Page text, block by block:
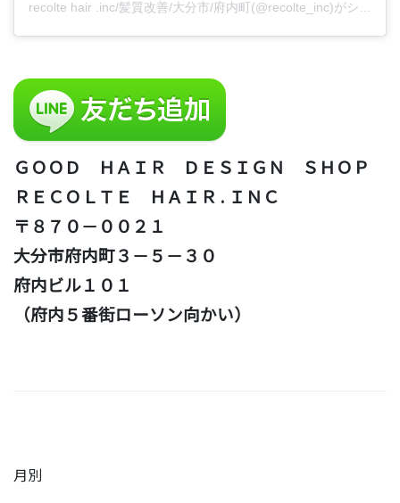
ＧＯＯＤ ＨＡＩＲ ＤＥＳＩＧＮ ＳＨＯＰ
ＲＥＣＯＬＴＥ ＨＡＩＲ . ＩＮＣ
〒８７０－００２１
大分市府内町３－５－３０
府内ビル１０１
（府内５番街ローソン向かい）
月別